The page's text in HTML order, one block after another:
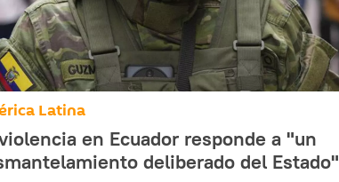
Latina
en Ecuador responde a "un
deliberado del